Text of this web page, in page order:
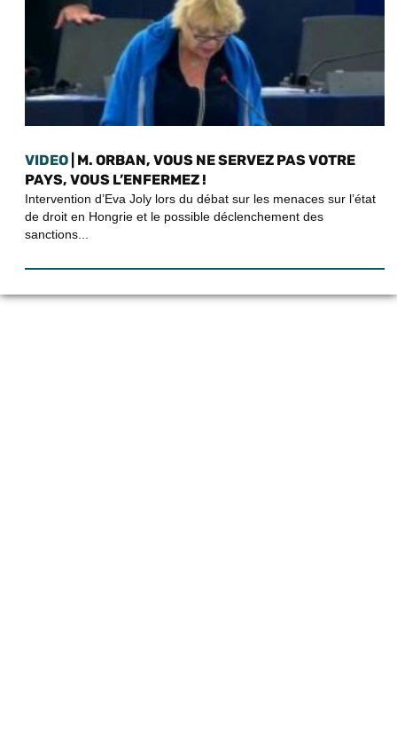
VIDEO | M. ORBAN, VOUS NE SERVEZ PAS VOTRE
PAYS, VOUS L’ENFERMEZ !
Intervention d’Eva Joly lors du débat sur les menaces sur l’état
de droit en Hongrie et le possible déclenchement des
sanctions...